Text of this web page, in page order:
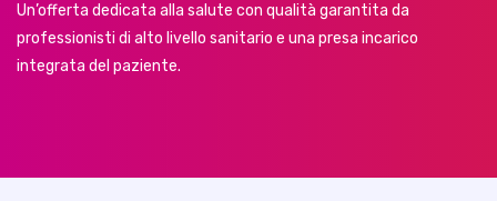
Un’offerta dedicata alla salute con qualità garantita da
professionisti di alto livello sanitario e una presa incarico
integrata del paziente.